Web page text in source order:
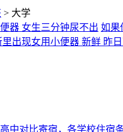
> 大学
器 女生三分钟尿不出 如果
出现女用小便器 新鲜 昨
中对比寄宿，各学校住宿